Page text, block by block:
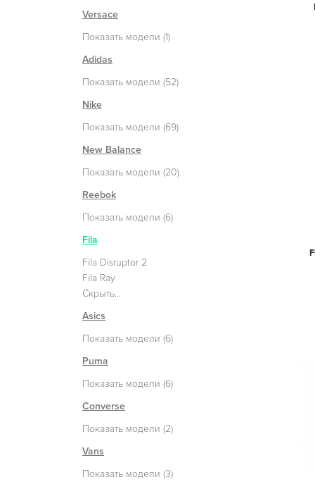
Versace
Показать модели (1)
Adidas
Показать модели (52)
Nike
Показать модели (69)
New Balance
Показать модели (20)
Reebok
Показать модели (6)
Fila
Fila Disruptor 2
Fila Ray
Скрыть...
Asics
Показать модели (6)
Puma
Показать модели (6)
Converse
Показать модели (2)
Vans
Показать модели (3)